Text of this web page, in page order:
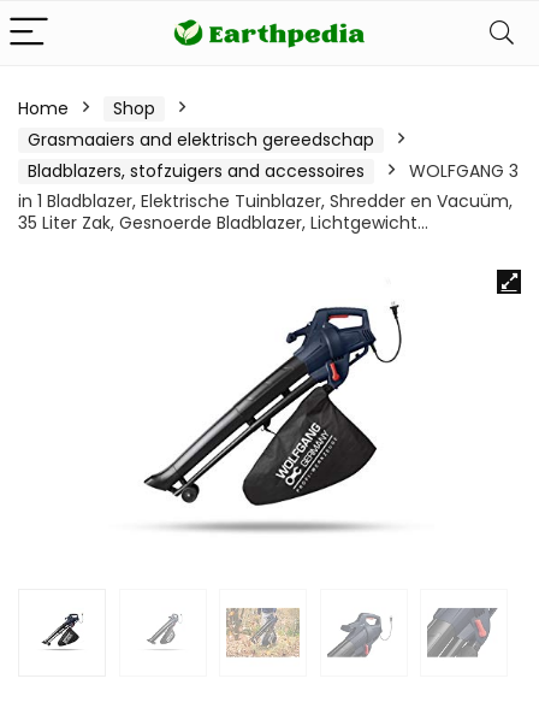
Home
Shop
Grasmaaiers and elektrisch gereedschap
Bladblazers, stofzuigers and accessoires
WOLFGANG 3
in 1 Bladblazer, Elektrische Tuinblazer, Shredder en Vacuüm,
35 Liter Zak, Gesnoerde Bladblazer, Lichtgewicht…